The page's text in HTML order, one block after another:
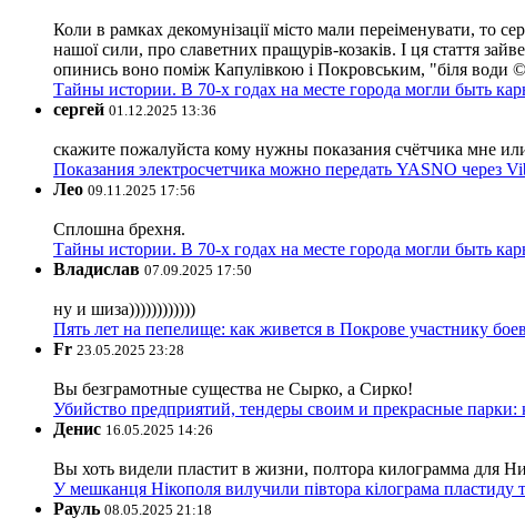
Коли в рамках декомунізації місто мали переіменувати, то
нашої сили, про славетних пращурів-козаків. І ця стаття
опинись воно поміж Капулівкою і Покровським, "біля води
Тайны истории. В 70-х годах на месте города могли быть
сергей 01.12.2025 13:36
скажите пожалуйста кому нужны показания счётчика мне
Показания электросчетчика можно передать YASNO через
Лео 09.11.2025 17:56
Сплошна брехня.
Тайны истории. В 70-х годах на месте города могли быть
Владислав 07.09.2025 17:50
ну и шиза))))))))))))
Пять лет на пепелище: как живется в Покрове участнику
Fr 23.05.2025 23:28
Вы безграмотные существа не Сырко, а Сирко!
Убийство предприятий, тендеры своим и прекрасные
Денис 16.05.2025 14:26
Вы хоть видели пластит в жизни, полтора килограмма для
У мешканця Нікополя вилучили півтора кілограма пластиду
Рауль 08.05.2025 21:18